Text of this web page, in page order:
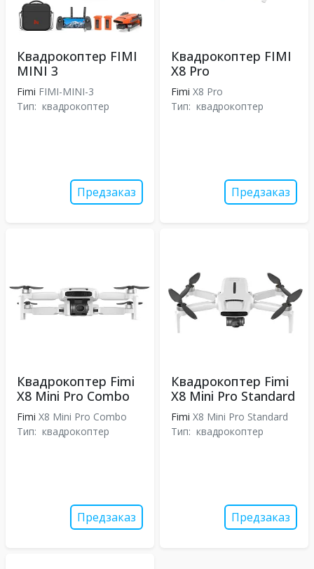
Квадрокоптер FIMI
MINI 3
Fimi FIMI-MINI-3
Тип: квадрокоптер
Предзаказ
Квадрокоптер FIMI
X8 Pro
Fimi X8 Pro
Тип: квадрокоптер
Предзаказ
Квадрокоптер Fimi
X8 Mini Pro Combo
Fimi X8 Mini Pro Combo
Тип: квадрокоптер
Предзаказ
Квадрокоптер Fimi
X8 Mini Pro Standard
Fimi X8 Mini Pro Standard
Тип: квадрокоптер
Предзаказ